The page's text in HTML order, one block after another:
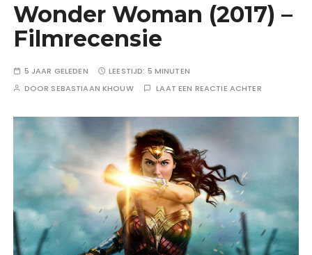
Wonder Woman (2017) –
Filmrecensie
5 JAAR GELEDEN LEESTIJD: 5 MINUTEN
DOOR SEBASTIAAN KHOUW LAAT EEN REACTIE ACHTER